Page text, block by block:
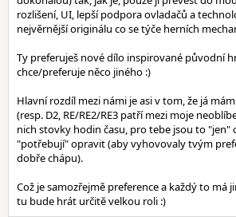
rozlišení, UI, lepší podpora ovladačů a
nejvěrnější originálu co se týče herních
Ty preferuješ nové dílo inspirované původní
chce/preferuje něco jiného :)
Hlavní rozdíl mezi námi je asi v tom, že já
(resp. D2, RE/RE2/RE3 patří mezi moje
nich stovky hodin času, pro tebe jsou to "jen"
"potřebují" opravit (aby vyhovovaly tvým
dobře chápu).
Což je samozřejmě preference a každý to má
tu bude hrát určitě velkou roli :)